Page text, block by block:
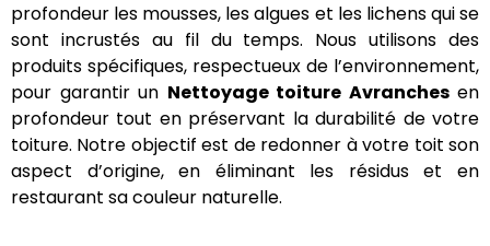
Grâce à notre savoir-faire, nous éliminons en
profondeur les mousses, les algues et les lichens qui
se sont incrustés au fil du temps. Nous utilisons des
produits spécifiques, respectueux de
l’environnement, pour garantir unNettoyage
toiture Avranches en profondeur tout en
préservant la durabilité de votre toiture. Notre
objectif est de redonner à votre toit son aspect